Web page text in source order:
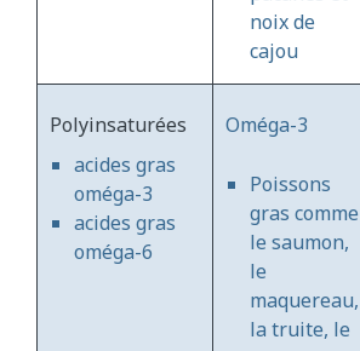
noix de
cajou
Polyinsaturées
acides gras
oméga-3
acides gras
oméga-6
Oméga-3
Poissons
gras comme
le saumon,
le
maquereau,
la truite, le